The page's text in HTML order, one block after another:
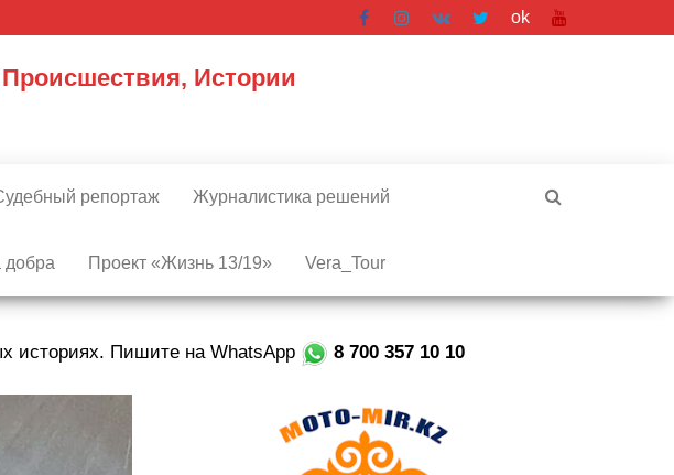
ok
Истории
репортаж Журналистика решений
добра Проект «Жизнь 13/19» Vera_Tour
историях. Пишите на WhatsApp 8 700 357 10 10